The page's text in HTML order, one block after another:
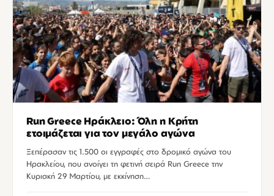
Run Greece Ηράκλειο: Όλη η Κρήτη
ετοιμάζεται για τον μεγάλο αγώνα
Ξεπέρασαν τις 1.500 οι εγγραφές στο δρομικό αγώνα του
Ηρακλείου, που ανοίγει τη φετινή σειρά Run Greece την
Κυριακή 29 Μαρτίου, με εκκίνηση…